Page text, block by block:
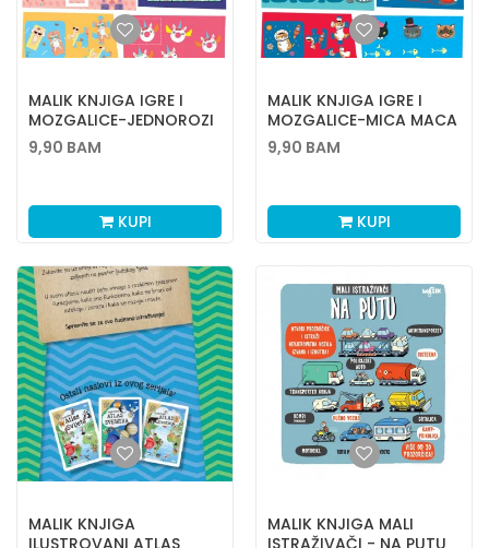
MALIK KNJIGA IGRE I
MOZGALICE-JEDNOROZI
9,90 BAM
KUPI
MALIK KNJIGA IGRE I
MOZGALICE-MICA MACA
9,90 BAM
KUPI
MALIK KNJIGA
ILUSTROVANI ATLAS
MALIK KNJIGA MALI
ISTRAŽIVAČI - NA PUTU